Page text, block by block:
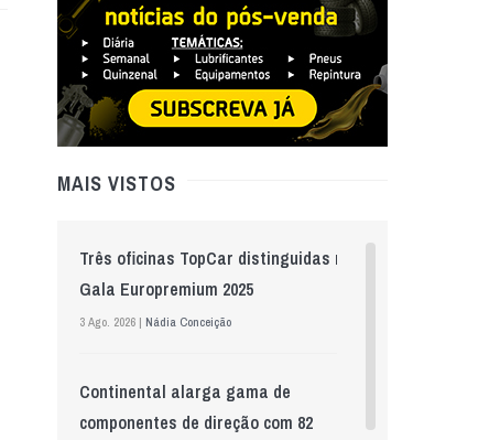
MAIS VISTOS
Três oficinas TopCar distinguidas na
Gala Europremium 2025
3 Ago. 2026 | Nádia Conceição
Continental alarga gama de
componentes de direção com 82